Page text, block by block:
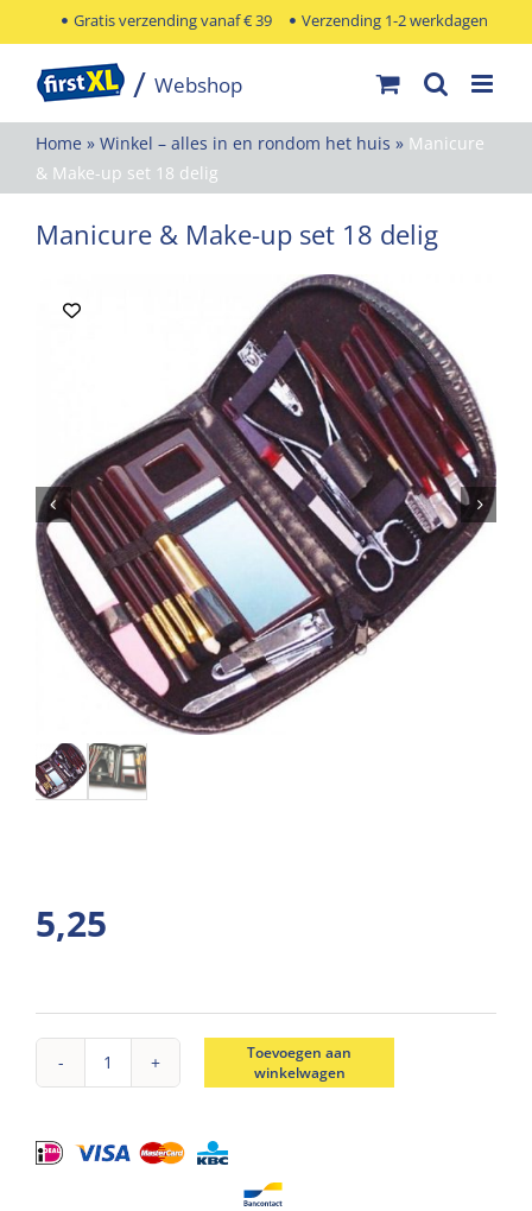
naar
inhoud
Gratis verzending vanaf € 39 Verzending 1-2 werkdagen
Home » Winkel – alles in en rondom het huis » Manicure
& Make-up set 18 delig
Manicure & Make-up set 18 delig
5,25
Manicure
Make-
Toevoegen aan
winkelwagen